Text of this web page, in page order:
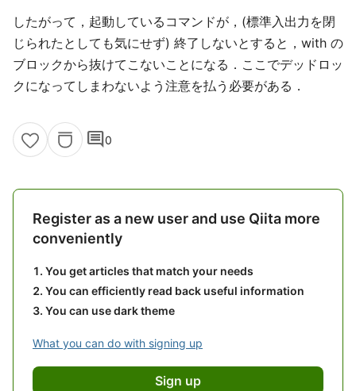
したがって，起動しているコマンドが，(標準入出力を閉
じられたとしても気にせず) 終了しないとすると，with の
ブロックから抜けてこないことになる．ここでデッドロッ
クになってしまわないよう注意を払う必要がある．
comment0
Register as a new user and use Qiita more
conveniently
You get articles that match your needs
You can efficiently read back useful information
You can use dark theme
What you can do with signing up
Sign up